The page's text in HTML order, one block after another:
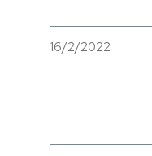
16/2/2022